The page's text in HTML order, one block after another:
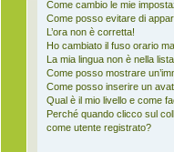
Come cambio le mie
Come posso evitare di
L’ora non è corretta!
Ho cambiato il fuso orario
La mia lingua non è nella
Come posso mostrare
Come posso inserire un
Qual è il mio livello e come
Perché quando clicco sul
come utente registrato?